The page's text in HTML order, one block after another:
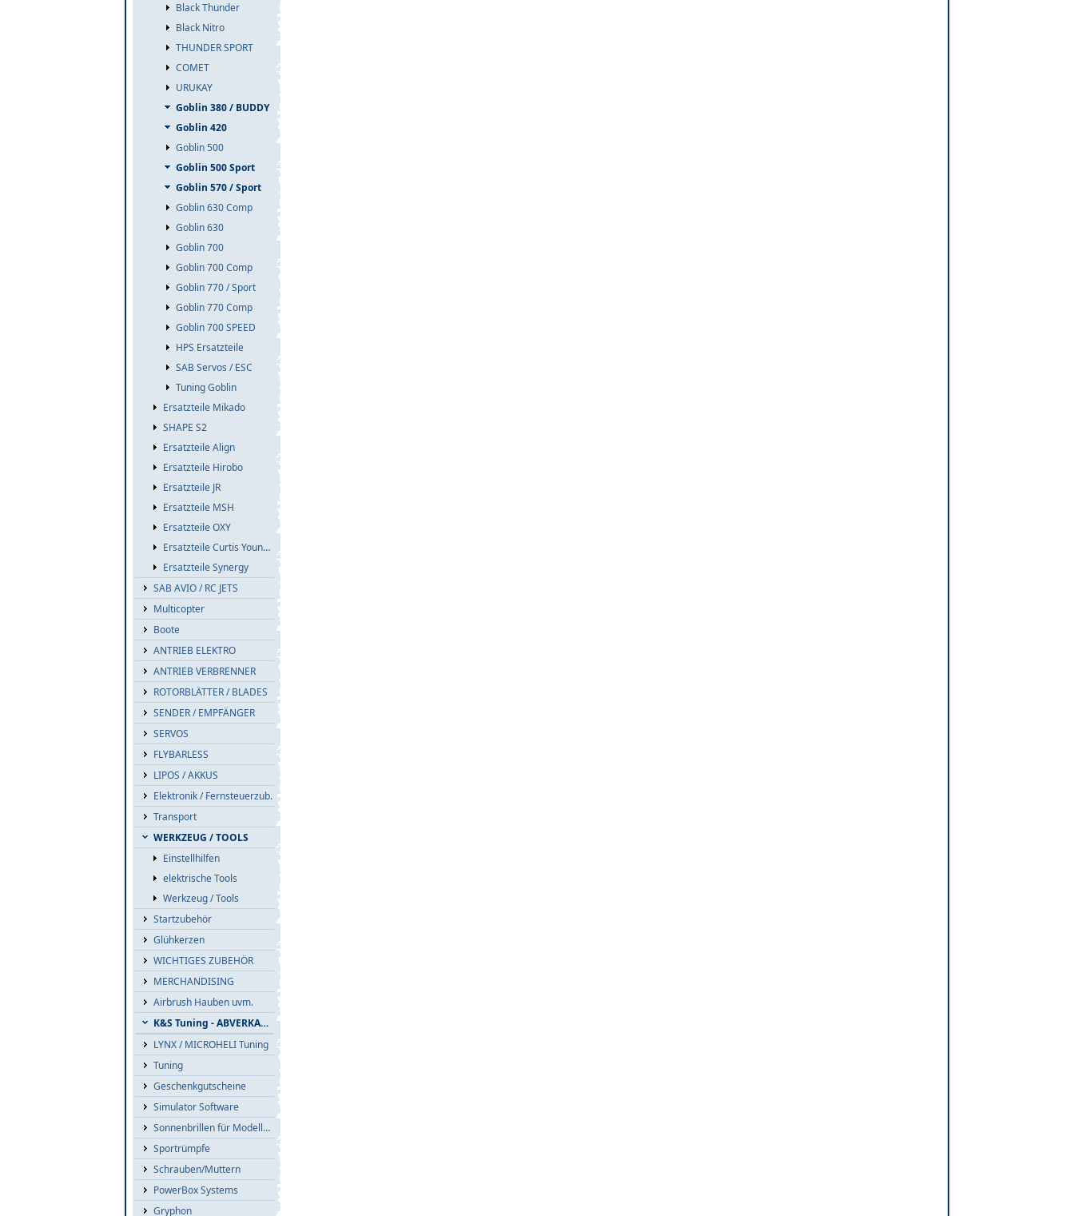
Black Thunder
Black Nitro
THUNDER SPORT
COMET
URUKAY
Goblin 380 / BUDDY
Goblin 420
Goblin 500
Goblin 500 Sport
Goblin 570 / Sport
Goblin 630 Comp
Goblin 630
Goblin 700
Goblin 700 Comp
Goblin 770 / Sport
Goblin 770 Comp
Goblin 700 SPEED
HPS Ersatzteile
SAB Servos / ESC
Tuning Goblin
Ersatzteile Mikado
SHAPE S2
Ersatzteile Align
Ersatzteile Hirobo
Ersatzteile JR
Ersatzteile MSH
Ersatzteile OXY
Ersatzteile Curtis Youngblood
Ersatzteile Synergy
SAB AVIO / RC JETS
Multicopter
Boote
ANTRIEB ELEKTRO
ANTRIEB VERBRENNER
ROTORBLÄTTER / BLADES
SENDER / EMPFÄNGER
SERVOS
FLYBARLESS
LIPOS / AKKUS
Elektronik / Fernsteuerzub.
Transport
WERKZEUG / TOOLS
Einstellhilfen
elektrische Tools
Werkzeug / Tools
Startzubehör
Glühkerzen
WICHTIGES ZUBEHÖR
MERCHANDISING
Airbrush Hauben uvm.
K&S Tuning - ABVERKAUF
LYNX / MICROHELI Tuning
Tuning
Geschenkgutscheine
Simulator Software
Sonnenbrillen für Modellflieger
Sportrümpfe
Schrauben/Muttern
PowerBox Systems
Gryphon